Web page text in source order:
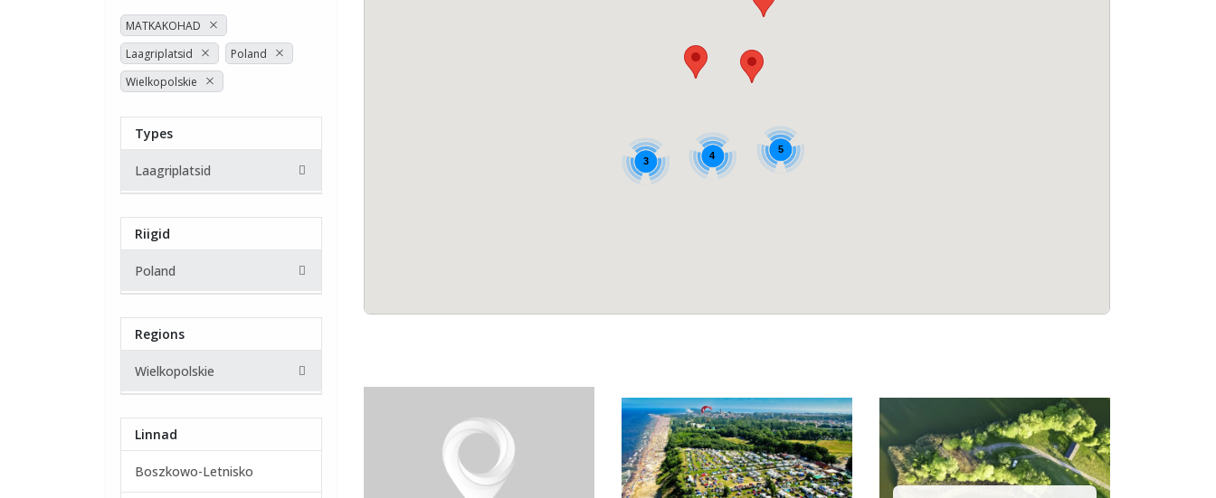
MATKAKOHAD
Laagriplatsid
Poland
Wielkopolskie
Types
Laagriplatsid
Riigid
Poland
Regions
Wielkopolskie
Linnad
Boszkowo-Letnisko
5
4
3